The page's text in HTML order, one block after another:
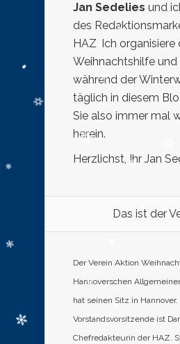
Jan Sedelies und
des
HAZ. Ich organisiere
Weihnachtshilfe und
während der
täglich in diesem
Sie also immer mal
herein.
Herzlichst, Ihr Jan
Das ist der
Der Verein Aktion
Hannoverschen
hat seinen Sitz in Hannover.
Vorstandsvorsitzende ist
Chefredakteurin der HAZ.